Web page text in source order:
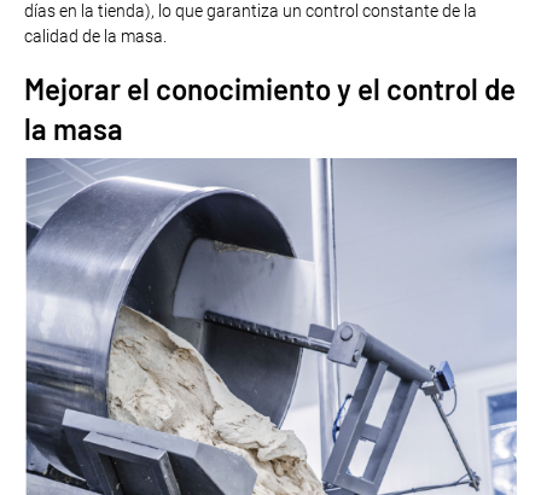
días en la tienda), lo que garantiza un control constante de la
calidad de la masa.
Mejorar el conocimiento y el control de
la masa